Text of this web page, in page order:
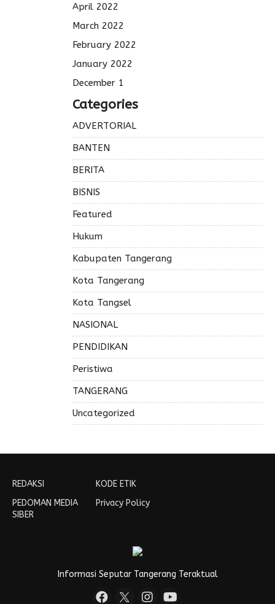
April 2022
March 2022
February 2022
January 2022
December 1
Categories
ADVERTORIAL
BANTEN
BERITA
BISNIS
Featured
Hukum
Kabupaten Tangerang
Kota Tangerang
Kota Tangsel
NASIONAL
PENDIDIKAN
Peristiwa
TANGERANG
Uncategorized
REDAKSI
PEDOMAN MEDIA
SIBER
KODE ETIK
Privacy Policy
Informasi Seputar Tangerang Teraktual